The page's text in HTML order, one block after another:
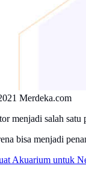
Merdeka.com
menjadi salah
bisa menjadi
Akuarium untuk